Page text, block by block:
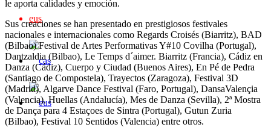
eus
le aporta calidades y emoción.
Sus creaciones se han presentado en prestigiosos festivales
nacionales e internacionales como Regards Croisés (Biarritz), BAD
(Bilbao) Festival de Artes Performativas Y#10 Covilha (Portugal),
Dantzaldia (Bilbao), Le Temps d´aimer. Biarritz (Francia), Cádiz en
Danza (Cádiz), Cuerpo y Ciudad (Buenos Aires), En Pé de Pedra
(Santiago de Compostela), Trayectos (Zaragoza), Festival 3D
(Madrid), Algarve Dance Festival (Faro, Portugal), DansaValençia
(Valencia), Huellas (Andalucía), Mes de Danza (Sevilla), 2ª Mostra
de Dança para 4 Estaçoes de Sintra (Portugal), Gutun Zuria
(Bilbao), Festival 10 Sentidos (Valencia) entre otros.